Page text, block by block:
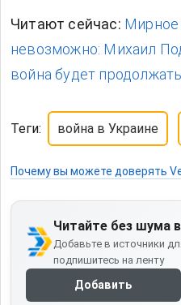
Читают сейчас: Мирное
невозможно: Михаил
война будет
Теги: война в Украине
Почему вы можете доверять
Читайте без шума
Добавьте в источники
подпишитесь на ленту
Добавить